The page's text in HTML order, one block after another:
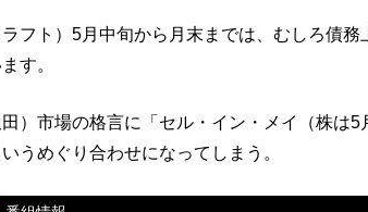
ラフト）5月中旬から月末までは、むしろ債
す。
）市場の格言に「セル・イン・メイ（株は
いうめぐり合わせになってしまう。